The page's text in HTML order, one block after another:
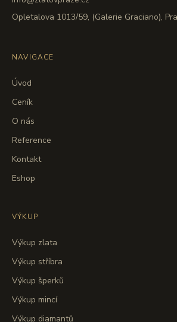
Opletalova 1013/59, (Galerie Graciano),
NAVIGACE
Úvod
Ceník
O nás
Reference
Kontakt
Eshop
VÝKUP
Výkup zlata
Výkup stříbra
Výkup šperků
Výkup mincí
Výkup diamantů